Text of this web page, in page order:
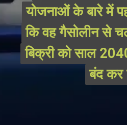
योजनाओं के बारे में
कि वह गैसोलीन से
बिक्री को साल
बंद कर
योजनाओं के बारे में
कि वह गैसोलीन से
बिक्री को साल
बंद कर